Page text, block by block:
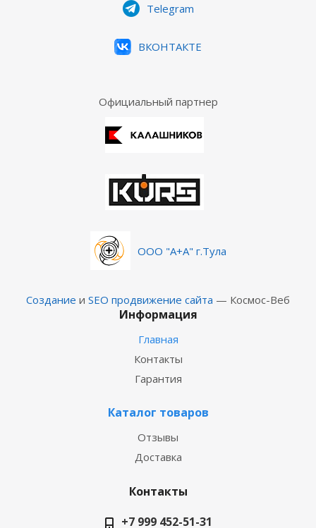
Telegram
ВКОНТАКТЕ
Официальный партнер
ООО "А+А" г.Тула
Создание и SEO продвижение сайта — Космос-Веб
Информация
Главная
Контакты
Гарантия
Каталог товаров
Отзывы
Доставка
Контакты
+7 999 452-51-31